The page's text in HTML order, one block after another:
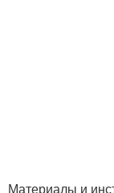
Материалы и